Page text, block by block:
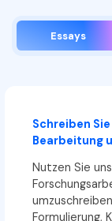
Essays
Schreiben
Bearbeitung
Nutzen Sie
Formulierung,